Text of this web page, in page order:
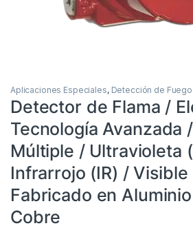
Aplicaciones Especiales, Detección de Fuego
Detector de Flama /
Tecnología Avanzada
Múltiple / Ultravioleta
Infrarrojo (IR) / Visible
Fabricado en
Cobre